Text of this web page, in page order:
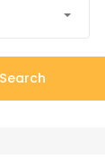
Search